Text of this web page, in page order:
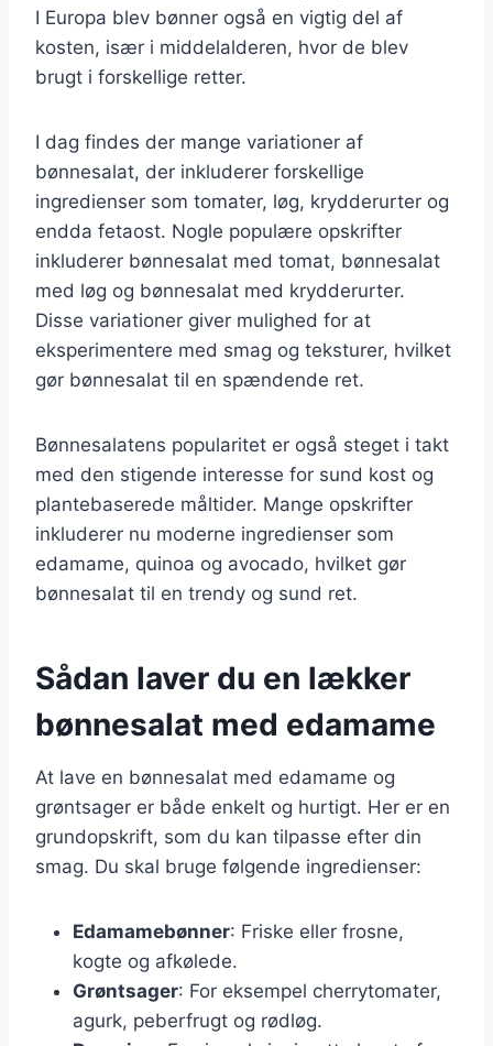
I Europa blev bønner også en vigtig del af
kosten, især i middelalderen, hvor de blev
brugt i forskellige retter.
I dag findes der mange variationer af
bønnesalat, der inkluderer forskellige
ingredienser som tomater, løg, krydderurter og
endda fetaost. Nogle populære opskrifter
inkluderer bønnesalat med tomat, bønnesalat
med løg og bønnesalat med krydderurter.
Disse variationer giver mulighed for at
eksperimentere med smag og teksturer, hvilket
gør bønnesalat til en spændende ret.
Bønnesalatens popularitet er også steget i takt
med den stigende interesse for sund kost og
plantebaserede måltider. Mange opskrifter
inkluderer nu moderne ingredienser som
edamame, quinoa og avocado, hvilket gør
bønnesalat til en trendy og sund ret.
Sådan laver du en lækker
bønnesalat med edamame
At lave en bønnesalat med edamame og
grøntsager er både enkelt og hurtigt. Her er en
grundopskrift, som du kan tilpasse efter din
smag. Du skal bruge følgende ingredienser:
Edamamebønner: Friske eller frosne,
kogte og afkølede.
Grøntsager: For eksempel cherrytomater,
agurk, peberfrugt og rødløg.